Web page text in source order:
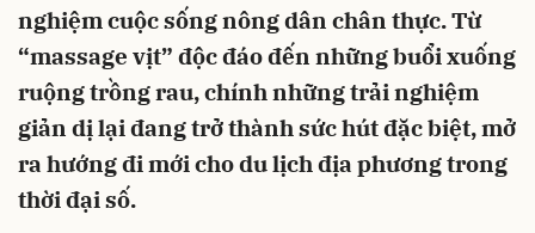
nghiệm cuộc sống nông dân chân thực. Từ
“massage vịt” độc đáo đến những buổi xuống
ruộng trồng rau, chính những trải nghiệm
giản dị lại đang trở thành sức hút đặc biệt, mở
ra hướng đi mới cho du lịch địa phương trong
thời đại số.